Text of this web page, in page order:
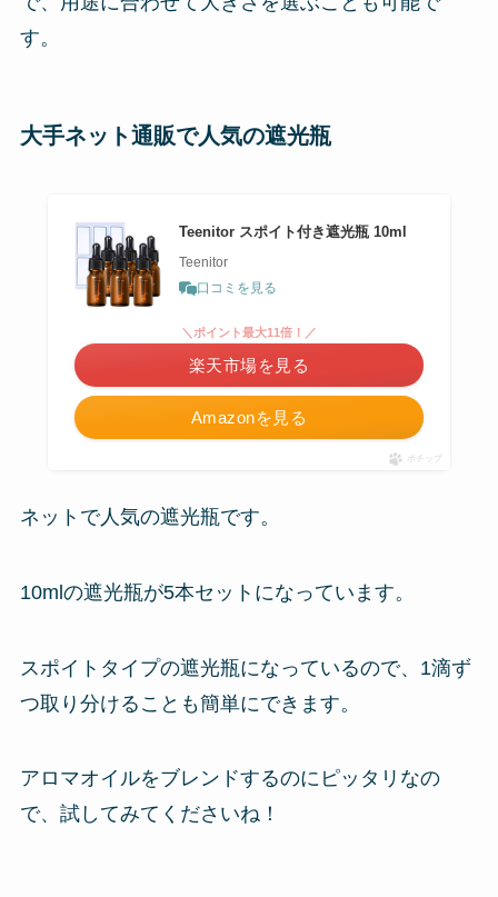
す。
大手ネット通販で人気の遮光瓶
Teenitor スポイト付き遮光瓶 10ml
Teenitor
口コミを見る
Amazonを見る
＼ポイント最大11倍！／
楽天市場を見る
ポチップ
ネットで人気の遮光瓶です。
10mlの遮光瓶が5本セットになっています。
スポイトタイプの遮光瓶になっているので、1滴ず
つ取り分けることも簡単にできます。
アロマオイルをブレンドするのにピッタリなの
で、試してみてくださいね！